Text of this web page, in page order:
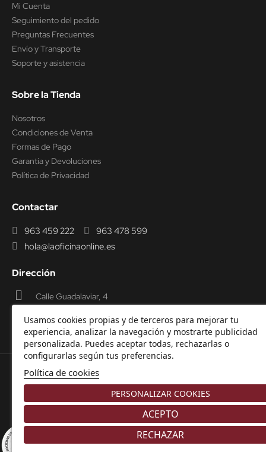
Usamos cookies propias y de terceros para mejorar tu
experiencia, analizar la navegación y mostrarte publicidad
personalizada. Puedes aceptar todas, rechazarlas o
configurarlas según tus preferencias.
Política de cookies
PERSONALIZAR COOKIES
RECHAZAR
ACEPTO
Mi Cuenta
Seguimiento del pedido
Preguntas Frecuentes
Envío y Transporte
Soporte y asistencia
Sobre la Tienda
Nosotros
Condiciones de Venta
Formas de Pago
Garantía y Devoluciones
Política de Privacidad
Contactar
963 459 222
963 478 599
hola@laoficinaonline.es
Dirección
Calle Guadalaviar, 4
© 2000-2026 Laoficinaonline.
Aviso Legal-Política de cookies-Política de
Privacidad-Garantía y Devoluciones.
8.9/10